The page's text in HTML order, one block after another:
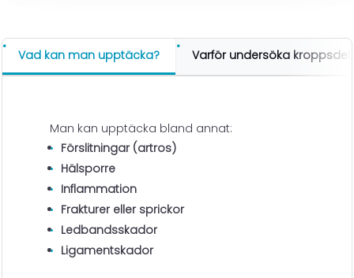
Vad kan man upptäcka? Varför undersöka
Man kan upptäcka bland annat:
Förslitningar (artros)
Hälsporre
Inflammation
Frakturer eller sprickor
Ledbandsskador
Ligamentskador